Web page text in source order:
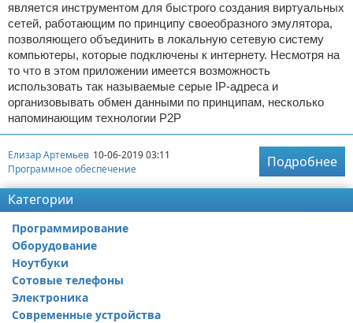
является инструментом для быстрого создания виртуальных
сетей, работающим по принципу своеобразного эмулятора,
позволяющего объединить в локальную сетевую систему
компьютеры, которые подключены к интернету. Несмотря на
то что в этом приложении имеется возможность
использовать так называемые серые IP-адреса и
организовывать обмен данными по принципам, несколько
напоминающим технологии Р2Р
Елизар Артемьев 10-06-2019 03:11
Программное обеспечение
Подробнее
Категории
Программирование
Оборудование
Ноутбуки
Сотовые телефоны
Электроника
Современные устройства